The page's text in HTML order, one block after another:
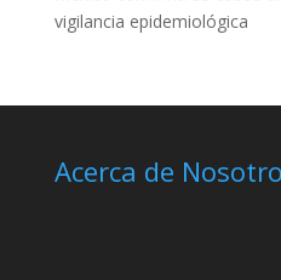
vigilancia epidemiológica
Acerca de